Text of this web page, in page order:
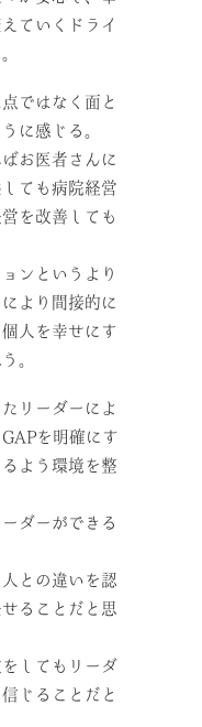
ていくドライ
ではなく面と
に感じる。
お医者さんに
ても病院経営
を改善しても
ンというより
より間接的に
人を幸せにす
。
リーダーによ
を明確にす
よう環境を整
ダーができる
との違いを認
ることだと思
してもリーダ
じることだと